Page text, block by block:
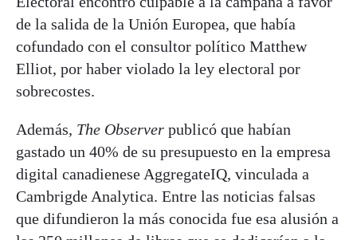
de la salida de la Unión Europea, que había
cofundado con el consultor político Matthew
Elliot, por haber violado la ley electoral por
sobrecostes.
Además, The Observer publicó que habían
gastado un 40% de su presupuesto en la empresa
digital canadienese AggregateIQ, vinculada a
Cambrigde Analytica. Entre las noticias falsas
que difundieron la más conocida fue esa alusión a